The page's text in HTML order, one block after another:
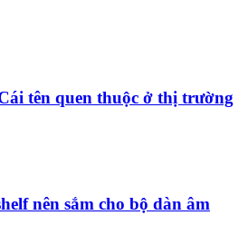
tên quen thuộc ở thị trường
nên sắm cho bộ dàn âm